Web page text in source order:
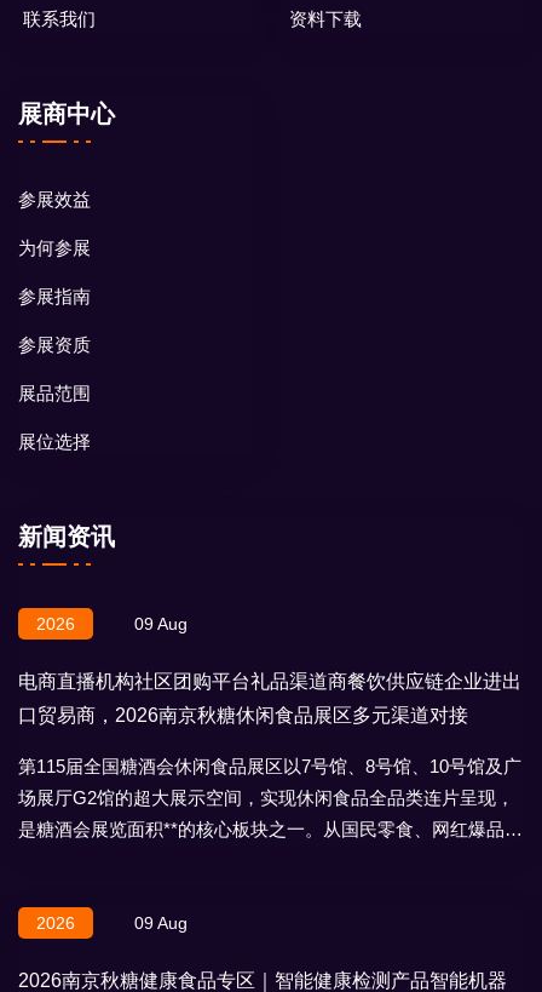
联系我们 资料下载
展商中心
参展效益
为何参展
参展指南
参展资质
展品范围
展位选择
新闻资讯
2026 09 Aug
电商直播机构社区团购平台礼品渠道商餐饮供应链企业进出
口贸易商，2026南京秋糖休闲食品展区多元渠道对接
第115届全国糖酒会休闲食品展区以7号馆、8号馆、10号馆及广
场展厅G2馆的超大展示空间，实现休闲食品全品类连片呈现，
是糖酒会展览面积**的核心板块之一。从国民零食、网红爆品到
2026 09 Aug
2026南京秋糖健康食品专区｜智能健康检测产品智能机器